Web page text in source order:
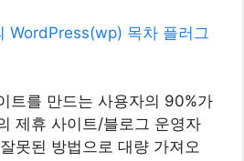
WordPress(wp) 목차 플러그
트를 만드는 사용자의 90%가
제휴 사이트/블로그 운영자
못된 방법으로 대량 가져오